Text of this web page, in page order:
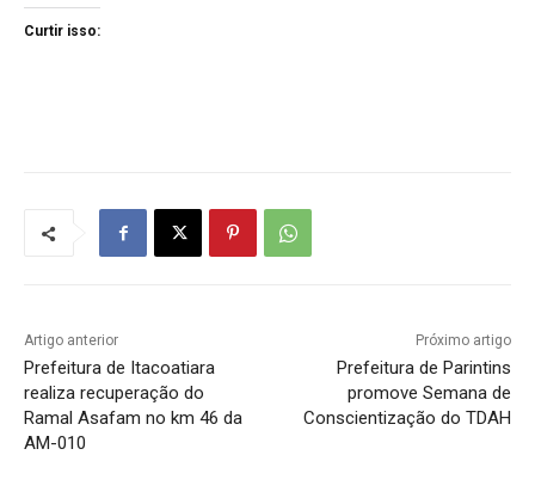
Curtir isso:
Artigo anterior
Prefeitura de Itacoatiara
realiza recuperação do
Ramal Asafam no km 46 da
AM-010
Próximo artigo
Prefeitura de Parintins
promove Semana de
Conscientização do TDAH